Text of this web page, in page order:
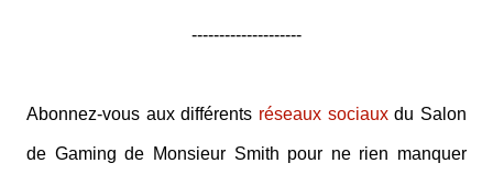
--------------------
Abonnez-vous aux différents réseaux sociauxdu Salon
de Gaming de Monsieur Smith pour ne rien manquer